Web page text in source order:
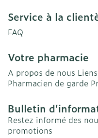
Service à la
FAQ
Votre pharmacie
A propos de nous
Pharmacien de garde
Bulletin
Restez informé des
promotions